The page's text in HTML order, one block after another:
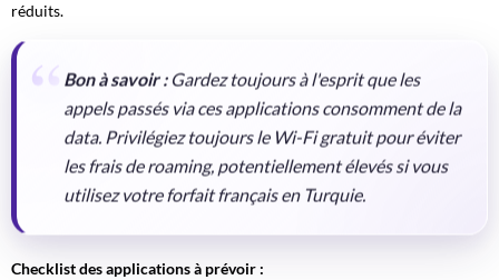
réduits.
Bon à savoir :Gardez toujours à l'esprit que les
appels passés via ces applications consomment de la
data. Privilégiez toujours le Wi-Fi gratuit pour éviter
les frais de roaming, potentiellement élevés si vous
utilisez votre forfait français en Turquie.
Checklist des applications à prévoir :